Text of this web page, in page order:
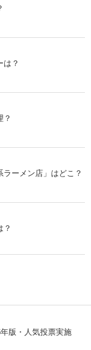
は？
？
ーメン店」はどこ？
？
版・人気投票実施